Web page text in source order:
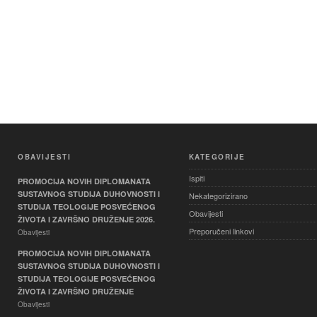
OBAVIJESTI
PROMOCIJA NOVIH DIPLOMANATA
SUSTAVNOG STUDIJA DUHOVNOSTI I
STUDIJA TEOLOGIJE POSVEĆENOG
ŽIVOTA I ZAVRŠNO DRUŽENJE 2026.
Obavijesti
PROMOCIJA NOVIH DIPLOMANATA
SUSTAVNOG STUDIJA DUHOVNOSTI I
STUDIJA TEOLOGIJE POSVEĆENOG
ŽIVOTA I ZAVRŠNO DRUŽENJE
Obavijesti
KATEGORIJE
Ispiti
Nekategorizirano
Obavijesti
Preporučeni linkovi